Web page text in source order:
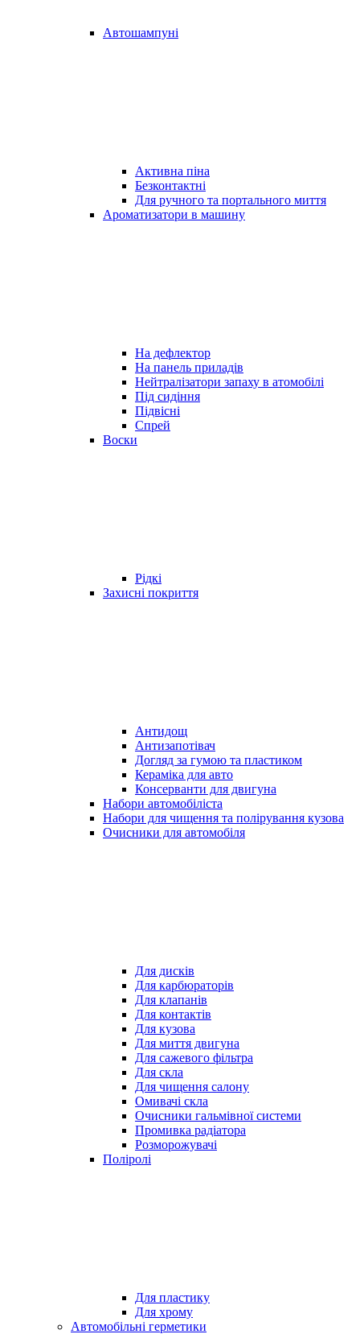
Автошампуні
Активна піна
Безконтактні
Для ручного та портального миття
Ароматизатори в машину
На дефлектор
На панель приладів
Нейтралізатори запаху в атомобілі
Під сидіння
Підвісні
Спрей
Воски
Рідкі
Захисні покриття
Антидощ
Антизапотівач
Догляд за гумою та пластиком
Кераміка для авто
Консерванти для двигуна
Набори автомобіліста
Набори для чищення та полірування кузова
Очисники для автомобіля
Для дисків
Для карбюраторів
Для клапанів
Для контактів
Для кузова
Для миття двигуна
Для сажевого фільтра
Для скла
Для чищення салону
Омивачі скла
Очисники гальмівної системи
Промивка радіатора
Розморожувачі
Поліролі
Для пластику
Для хрому
Автомобільні герметики